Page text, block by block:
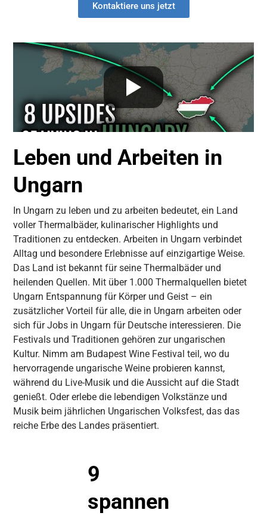
Kontaktiere uns jetzt
Leben und Arbeiten in
Ungarn
In Ungarn zu leben und zu arbeiten bedeutet, ein Land
voller Thermalbäder, kulinarischer Highlights und
Traditionen zu entdecken. Arbeiten in Ungarn verbindet
Alltag und besondere Erlebnisse auf einzigartige Weise.
Das Land ist bekannt für seine Thermalbäder und
heilenden Quellen. Mit über 1.000 Thermalquellen bietet
Ungarn Entspannung für Körper und Geist – ein
zusätzlicher Vorteil für alle, die in Ungarn arbeiten oder
sich für Jobs in Ungarn für Deutsche interessieren. Die
Festivals und Traditionen gehören zur ungarischen
Kultur. Nimm am Budapest Wine Festival teil, wo du
hervorragende ungarische Weine probieren kannst,
während du Live-Musik und die Aussicht auf die Stadt
genießt. Oder erlebe die lebendigen Volkstänze und
Musik beim jährlichen Ungarischen Volksfest, das das
reiche Erbe des Landes präsentiert.
9
spannen